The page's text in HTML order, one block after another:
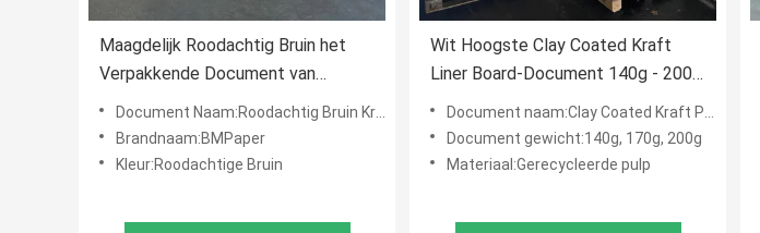
Maagdelijk Roodachtig Bruin het
Verpakkende Document van
Kraftpapier Broodje voor Douane
Verpakkende Vakjes
Document Naam:Roodachtig Bruin Kraftpapier-Document
Brandnaam:BMPaper
Kleur:Roodachtige Bruin
Wit Hoogste Clay Coated Kraft
Liner Board-Document 140g - 200g
voor Kartonvakje
Document naam:Clay Coated Kraft Paper
Document gewicht:140g, 170g, 200g
Materiaal:Gerecycleerde pulp